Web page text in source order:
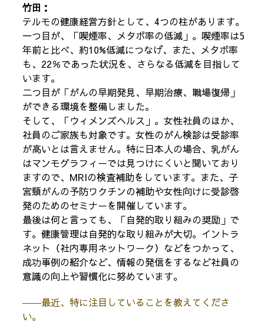
竹田：
テルモの健康経営方針として、4つの柱があります。
一つ目が、「喫煙率、メタボ率の低減」。喫煙率は5
年前と比べ、約10%低減につなげ、また、メタボ率
も、22％であった状況を、さらなる低減を目指して
います。
二つ目が「がんの早期発見、早期治療、職場復帰」
ができる環境を整備しました。
そして、「ウィメンズヘルス」。女性社員のほか、
社員のご家族も対象です。女性のがん検診は受診率
が高いとは言えません。特に日本人の場合、乳がん
はマンモグラフィーでは見つけにくいと聞いており
ますので、MRIの検査補助をしています。また、子
宮頸がんの予防ワクチンの補助や女性向けに受診啓
発のためのセミナーを開催しています。
最後は何と言っても、「自発的取り組みの奨励」で
す。健康管理は自発的な取り組みが大切。イントラ
ネット（社内専用ネットワーク）などをつかって、
成功事例の紹介など、情報の発信をするなど社員の
意識の向上や習慣化に努めています。
――最近、特に注目していることを教えてくださ
い。